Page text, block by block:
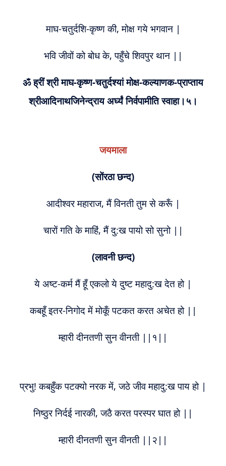
माघ-चतुर्दशि-कृष्ण की, मोक्ष गये भगवान |
भवि जीवों को बोध के, पहुँचे शिवपुर थान ||
ॐ ह्रीं श्री माघ-कृष्ण-चतुर्दश्यां मोक्ष-कल्याणक-प्राप्ताय
श्रीआदिनाथजिनेन्द्राय अर्घ्यं निर्वपामीति स्वाहा।५।
जयमाला
(सोंरठा छन्द)
आदीश्वर महाराज, मैं विनती तुम से करूँ |
चारों गति के माहिं, मैं दु:ख पायो सो सुनो ||
(लावनी छन्द)
ये अष्ट-कर्म मैं हूँ एकलो ये दुष्ट महादु:ख देत हो |
कबहूँ इतर-निगोद में मोकूँ पटकत करत अचेत हो ||
म्हारी दीनतणी सुन वीनती ||१||
प्रभु! कबहुँक पटक्यो नरक में, जठे जीव महादु:ख पाय हो |
निष्ठुर निर्दई नारकी, जठै करत परस्पर घात हो ||
म्हारी दीनतणी सुन वीनती ||२||